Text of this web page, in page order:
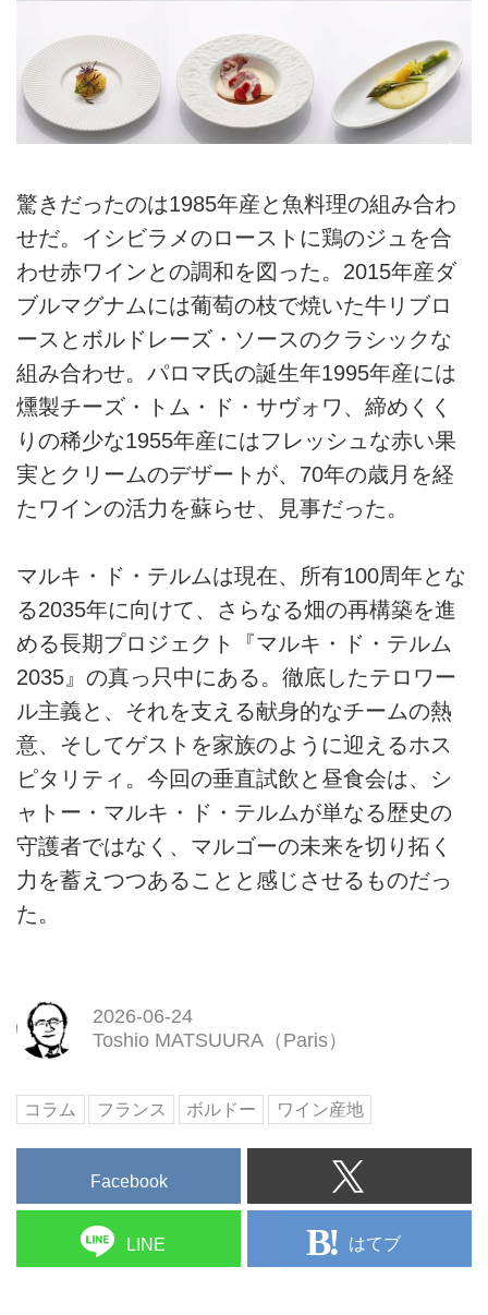
驚きだったのは1985年産と魚料理の組み合わ
せだ。イシビラメのローストに鶏のジュを合
わせ赤ワインとの調和を図った。2015年産ダ
ブルマグナムには葡萄の枝で焼いた牛リブロ
ースとボルドレーズ・ソースのクラシックな
組み合わせ。パロマ氏の誕生年1995年産には
燻製チーズ・トム・ド・サヴォワ、締めくく
りの稀少な1955年産にはフレッシュな赤い果
実とクリームのデザートが、70年の歳月を経
たワインの活力を蘇らせ、見事だった。
マルキ・ド・テルムは現在、所有100周年とな
る2035年に向けて、さらなる畑の再構築を進
める長期プロジェクト『マルキ・ド・テルム
2035』の真っ只中にある。徹底したテロワー
ル主義と、それを支える献身的なチームの熱
意、そしてゲストを家族のように迎えるホス
ピタリティ。今回の垂直試飲と昼食会は、シ
ャトー・マルキ・ド・テルムが単なる歴史の
守護者ではなく、マルゴーの未来を切り拓く
力を蓄えつつあることと感じさせるものだっ
た。
2026-06-24
Toshio MATSUURA（Paris）
コラム フランス ボルドー ワイン産地
Facebook
LINE はてブ